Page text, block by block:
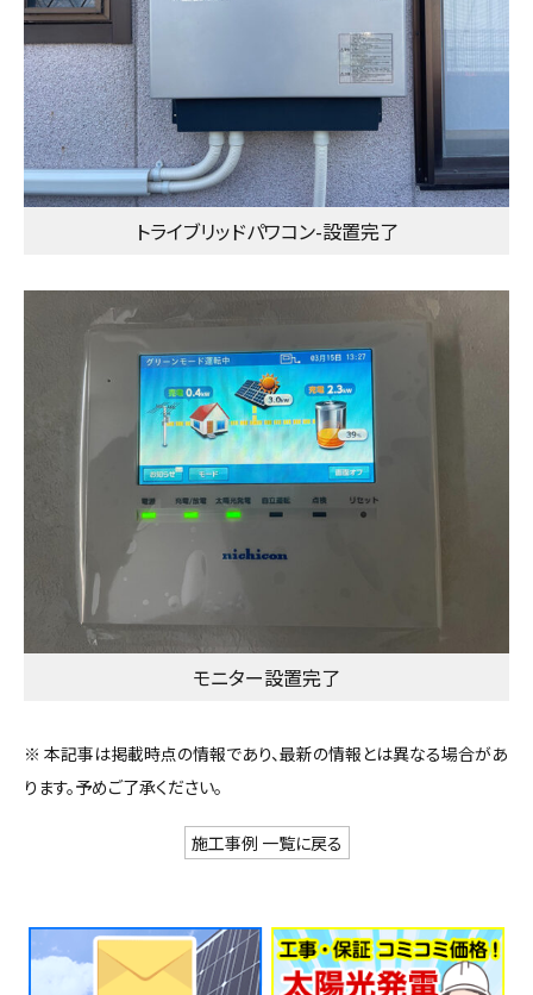
トライブリッドパワコン-設置完了
モニター設置完了
※ 本記事は掲載時点の情報であり、最新の情報とは異なる場合があ
ります。予めご了承ください。
施工事例 一覧に戻る